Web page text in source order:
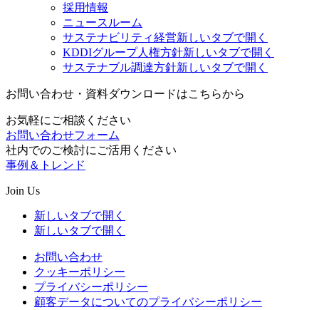
採用情報
ニュースルーム
サステナビリティ経営新しいタブで開く
KDDIグループ人権方針新しいタブで開く
サステナブル調達方針新しいタブで開く
お問い合わせ・資料ダウンロードはこちらから
お気軽にご相談ください
お問い合わせフォーム
社内でのご検討にご活用ください
事例＆トレンド
Join Us
新しいタブで開く
新しいタブで開く
お問い合わせ
クッキーポリシー
プライバシーポリシー
顧客データについてのプライバシーポリシー